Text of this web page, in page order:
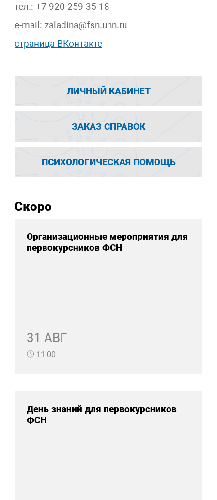
тел.: +7 920 259 35 18
e-mail: zaladina@fsn.unn.ru
страница ВКонтакте
ЛИЧНЫЙ КАБИНЕТ
ЗАКАЗ СПРАВОК
ПСИХОЛОГИЧЕСКАЯ ПОМОЩЬ
Скоро
Организационные мероприятия для
первокурсников ФСН
31 АВГ
11:00
День знаний для первокурсников
ФСН